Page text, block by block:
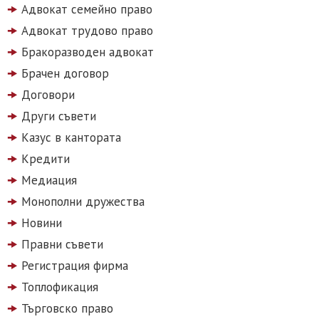
Адвокат семейно право
Адвокат трудово право
Бракоразводен адвокат
Брачен договор
Договори
Други съвети
Казус в кантората
Кредити
Медиация
Монополни дружества
Новини
Правни съвети
Регистрация фирма
Топлофикация
Търговско право